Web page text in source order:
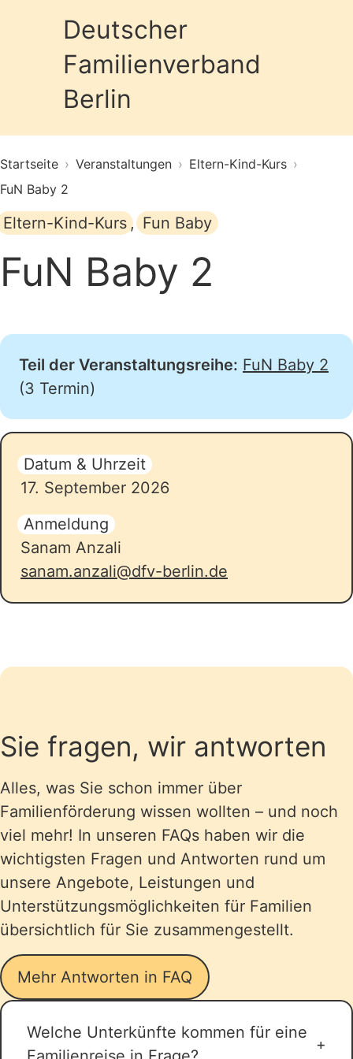
Deutscher
Familienverband
Berlin
Startseite › Veranstaltungen › Eltern-Kind-Kurs ›
FuN Baby 2
Eltern-Kind-Kurs , Fun Baby
FuN Baby 2
Teil der Veranstaltungsreihe: FuN Baby 2
(3 Termin)
Datum & Uhrzeit
17. September 2026
Anmeldung
Sanam Anzali
sanam.anzali@dfv-berlin.de
Sie fragen, wir antworten
Alles, was Sie schon immer über
Familienförderung wissen wollten – und noch
viel mehr! In unseren FAQs haben wir die
wichtigsten Fragen und Antworten rund um
unsere Angebote, Leistungen und
Unterstützungsmöglichkeiten für Familien
übersichtlich für Sie zusammengestellt.
Mehr Antworten in FAQ
Welche Unterkünfte kommen für eine